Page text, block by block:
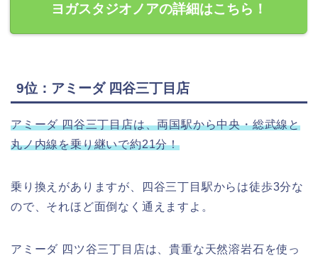
ヨガスタジオノアの詳細はこちら！
9位：アミーダ 四谷三丁目店
アミーダ 四谷三丁目店は、両国駅から中央・総武線と
丸ノ内線を乗り継いで約21分！
乗り換えがありますが、四谷三丁目駅からは徒歩3分な
ので、それほど面倒なく通えますよ。
アミーダ 四ツ谷三丁目店は、貴重な天然溶岩石を使っ